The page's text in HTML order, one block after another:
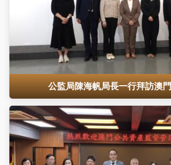
公監局陳海帆局長一行拜訪澳